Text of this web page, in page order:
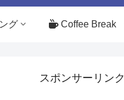
グ Coffee Break
スポンサーリンク